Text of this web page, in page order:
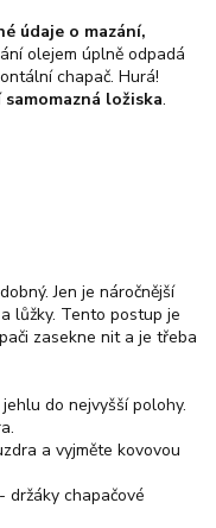
údaje o mazání,
olejem úplně odpadá
chapač. Hurá!
samomazná ložiska.
Jen je náročnější
lůžky. Tento postup je
zasekne nit a je třeba
do nejvyšší polohy.
a vyjměte kovovou
držáky chapačové